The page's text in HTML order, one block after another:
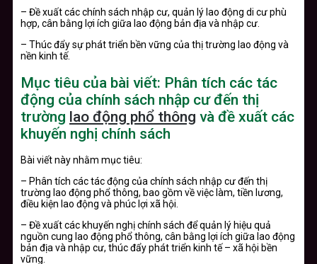
– Đề xuất các chính sách nhập cư, quản lý lao động di cư phù
hợp, cân bằng lợi ích giữa lao động bản địa và nhập cư.
– Thúc đẩy sự phát triển bền vững của thị trường lao động và
nền kinh tế.
Mục tiêu của bài viết: Phân tích các tác
động của chính sách nhập cư đến thị
trường lao động phổ thông và đề xuất các
khuyến nghị chính sách
Bài viết này nhằm mục tiêu:
– Phân tích các tác động của chính sách nhập cư đến thị
trường lao động phổ thông, bao gồm về việc làm, tiền lương,
điều kiện lao động và phúc lợi xã hội.
– Đề xuất các khuyến nghị chính sách để quản lý hiệu quả
nguồn cung lao động phổ thông, cân bằng lợi ích giữa lao động
bản địa và nhập cư, thúc đẩy phát triển kinh tế – xã hội bền
vững.